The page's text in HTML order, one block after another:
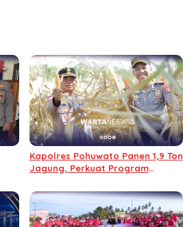
Kapolres Pohuwato Panen 1,9 Ton
Jagung, Perkuat Program